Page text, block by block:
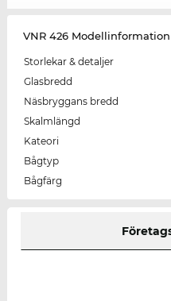
VNR 426 Modellinformation
Storlekar & detaljer
Glasbredd
Näsbryggans bredd
Skalmlängd
Kateori
Bågtyp
Bågfärg